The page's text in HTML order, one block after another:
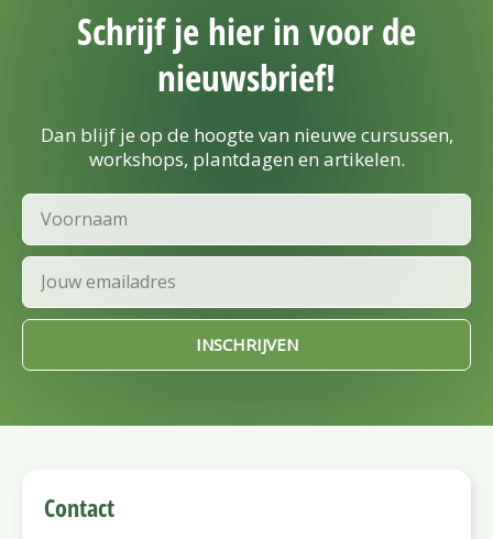
Schrijf je hier in voor de
nieuwsbrief!
Dan blijf je op de hoogte van nieuwe cursussen,
workshops, plantdagen en artikelen.
Voornaam
Email
INSCHRIJVEN
Contact